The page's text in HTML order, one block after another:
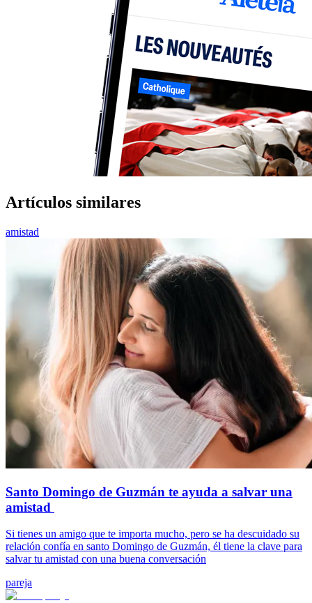
Artículos similares
amistad
Santo Domingo de Guzmán te ayuda a salvar una
amistad
Si tienes un amigo que te importa mucho, pero se ha descuidado su
relación confía en santo Domingo de Guzmán, él tiene la clave para
salvar tu amistad con una buena conversación
pareja